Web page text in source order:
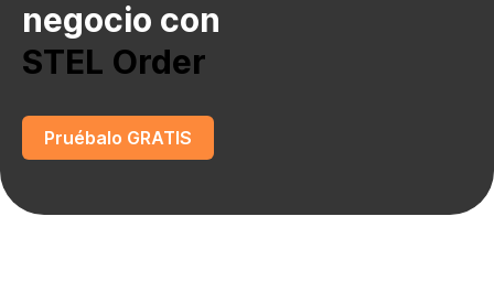
negocio con
STEL Order
Pruébalo GRATIS